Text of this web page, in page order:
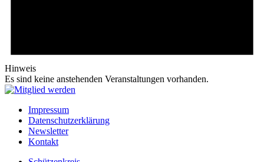
Hinweis
Es sind keine anstehenden Veranstaltungen vorhanden.
Impressum
Datenschutzerklärung
Newsletter
Kontakt